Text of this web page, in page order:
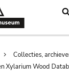
Collecties,
Xylarium Wood